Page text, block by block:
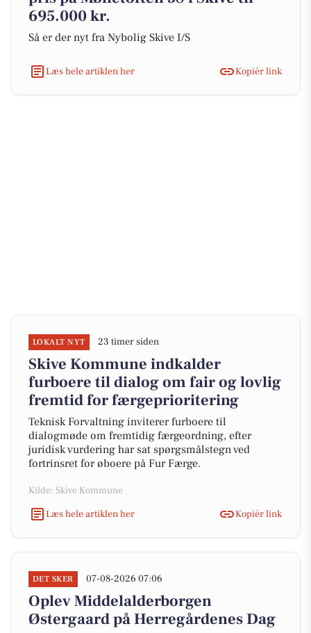
695.000 kr.
Så er der nyt fra Nybolig Skive I/S
Læs hele artiklen her Kopiér link
LOKALT NYT 23 timer siden
Skive Kommune indkalder
furboere til dialog om fair og lovlig
fremtid for færgeprioritering
Teknisk Forvaltning inviterer furboere til
dialogmøde om fremtidig færgeordning, efter
juridisk vurdering har sat spørgsmålstegn ved
fortrinsret for øboere på Fur Færge.
Kilde: Skive Kommune
Læs hele artiklen her
Kopiér link
DET SKER 07-08-2026 07:06
Oplev Middelalderborgen
Østergaard på Herregårdenes Dag